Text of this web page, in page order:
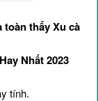
thấy Xu cà
Nhất 2023
tính.